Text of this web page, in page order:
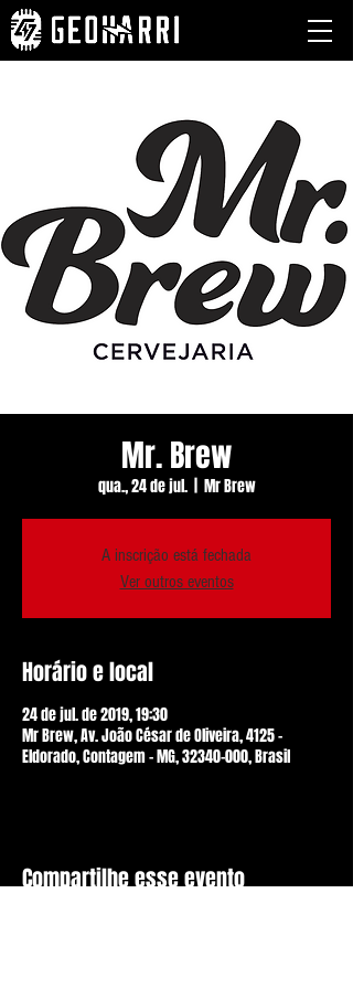
Mr. Brew
qua., 24 de jul.
  |
Mr Brew
A inscrição está fechada
Ver outros eventos
Horário e local
24 de jul. de 2019, 19:30
Mr Brew, Av. João César de Oliveira, 4125 -
Eldorado, Contagem - MG, 32340-000, Brasil
Compartilhe esse evento